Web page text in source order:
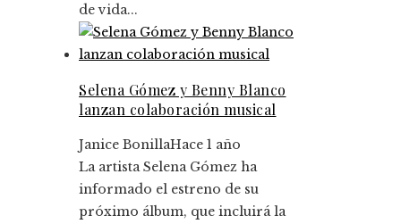
de vida...
Selena Gómez y Benny Blanco
lanzan colaboración musical
Janice BonillaHace 1 año
La artista Selena Gómez ha
informado el estreno de su
próximo álbum, que incluirá la